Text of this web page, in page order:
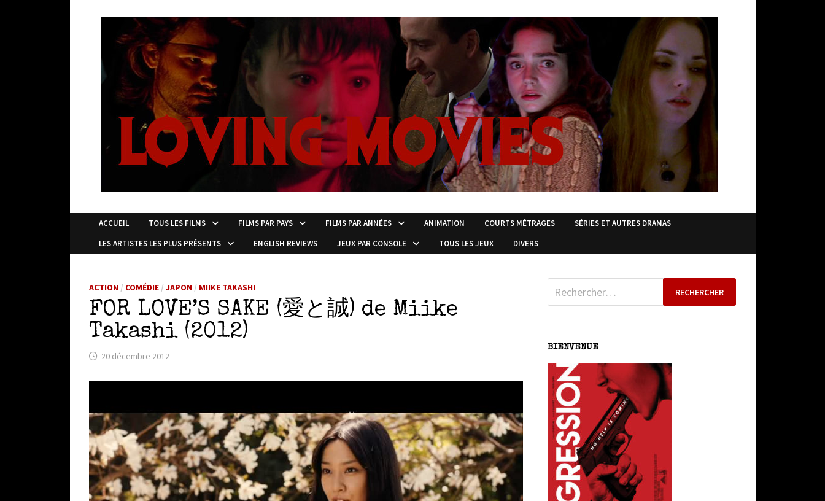
ACCUEIL TOUS LES FILMS FILMS PAR PAYS FILMS PAR ANNÉES ANIMATION COURTS MÉTRAGES
SÉRIES ET AUTRES DRAMAS
LES ARTISTES LES PLUS PRÉSENTS
ENGLISH REVIEWS JEUX PAR CONSOLE TOUS LES JEUX DIVERS
ACTION / COMÉDIE /JAPON / MIIKE TAKASHI
FOR LOVE’S SAKE (愛と誠) de Miike
Takashi (2012)
20 décembre 2012
Rechercher :
BIENVENUE